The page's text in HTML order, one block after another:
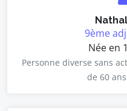
9ème
Née en
Personne diverse sans
de 60